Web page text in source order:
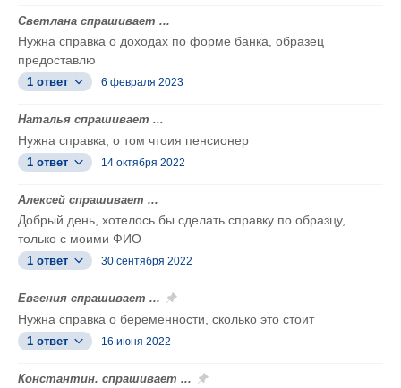
Светлана спрашивает ...
Нужна справка о доходах по форме банка, образец
предоставлю
1 ответ 6 февраля 2023
Наталья спрашивает ...
Нужна справка, о том чтоия пенсионер
1 ответ 14 октября 2022
Алексей спрашивает ...
Добрый день, хотелось бы сделать справку по образцу,
только с моими ФИО
1 ответ 30 сентября 2022
Евгения спрашивает ...
Нужна справка о беременности, сколько это стоит
1 ответ 16 июня 2022
Константин. спрашивает ...